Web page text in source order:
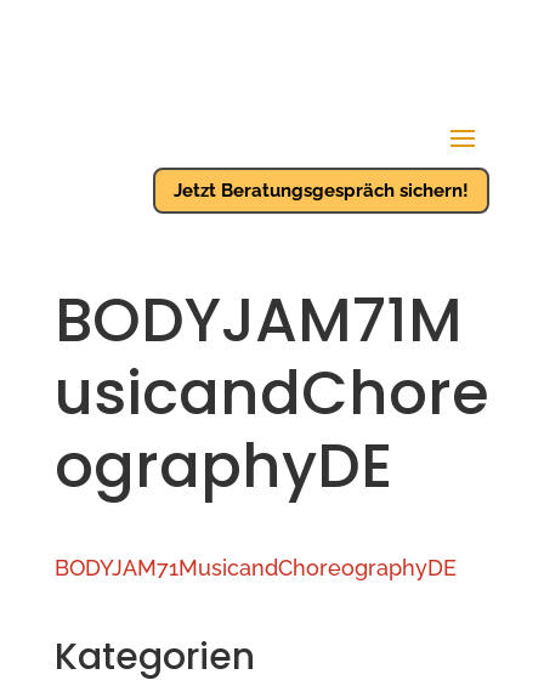
Jetzt Beratungsgespräch sichern!
BODYJAM71M
usicandChore
ographyDE
BODYJAM71MusicandChoreographyDE
Kategorien